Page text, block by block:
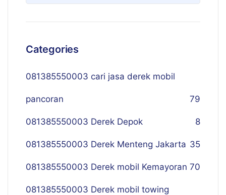
Categories
081385550003 cari jasa derek mobil
pancoran 79
081385550003 Derek Depok 8
081385550003 Derek Menteng Jakarta 35
081385550003 Derek mobil Kemayoran 70
081385550003 Derek mobil towing